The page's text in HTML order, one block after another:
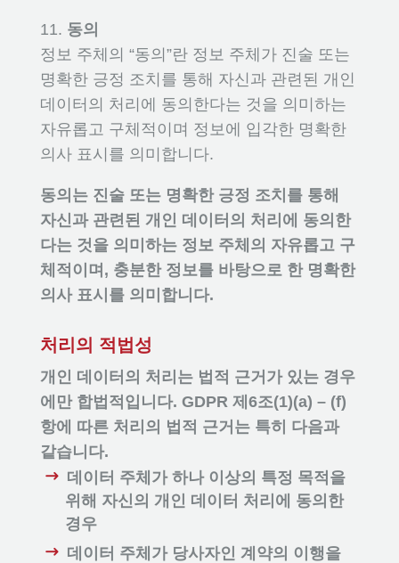
11. 동의
정보 주체의 “동의”란 정보 주체가 진술 또는
명확한 긍정 조치를 통해 자신과 관련된 개인
데이터의 처리에 동의한다는 것을 의미하는
자유롭고 구체적이며 정보에 입각한 명확한
의사 표시를 의미합니다.
동의는 진술 또는 명확한 긍정 조치를 통해
자신과 관련된 개인 데이터의 처리에 동의한
다는 것을 의미하는 정보 주체의 자유롭고 구
체적이며, 충분한 정보를 바탕으로 한 명확한
의사 표시를 의미합니다.
처리의 적법성
개인 데이터의 처리는 법적 근거가 있는 경우
에만 합법적입니다. GDPR 제6조(1)(a) – (f)
항에 따른 처리의 법적 근거는 특히 다음과
같습니다.
데이터 주체가 하나 이상의 특정 목적을
위해 자신의 개인 데이터 처리에 동의한
경우
데이터 주체가 당사자인 계약의 이행을